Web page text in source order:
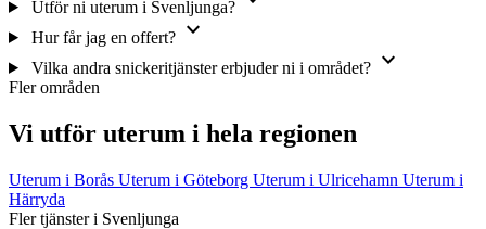
Utför ni uterum i Svenljunga?
Hur får jag en offert? expand_more
Vilka andra snickeritjänster erbjuder ni i området? expand_more
Fler områden
Vi utför uterum i hela regionen
Uterum i Borås Uterum i Göteborg Uterum i Ulricehamn Uterum i
Härryda
Fler tjänster i Svenljunga